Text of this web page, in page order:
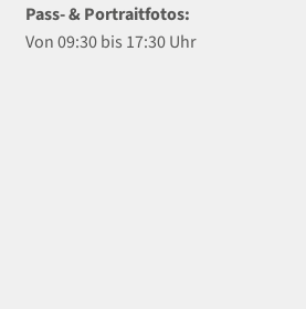
Pass- & Portraitfotos:
Von 09:30 bis 17:30 Uhr